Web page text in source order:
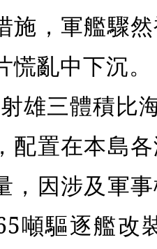
施，軍艦驟
慌亂中下沉。
雄三體積比
配置在本島
，因涉及軍
噸驅逐艦改